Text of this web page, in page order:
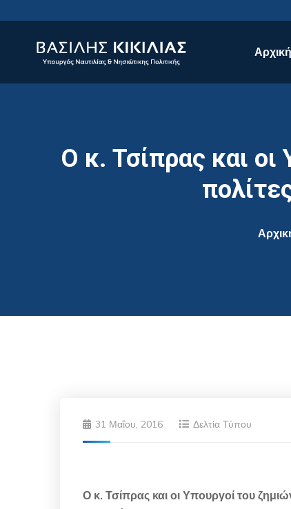
Αρχική
Ο κ. Τσίπρας και
31 Μαΐου, 2016 Δελτία Τύπου
Ο κ. Τσίπρας και οι Υπουργοί του